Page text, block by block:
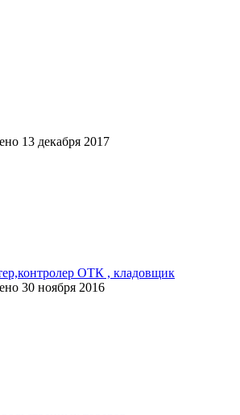
13 декабря 2017
ОТК , кладовщик
30 ноября 2016